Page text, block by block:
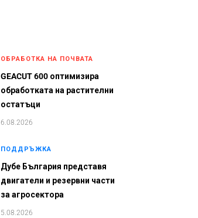
ОБРАБОТКА НА ПОЧВАТА
GEACUT 600 оптимизира
обработката на растителни
остатъци
6.08.2026
ПОДДРЪЖКА
Дубе България представя
двигатели и резервни части
за агросектора
5.08.2026